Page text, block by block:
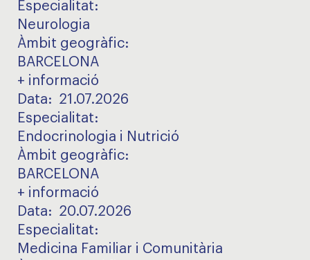
Especialitat:
Neurologia
Àmbit geogràfic:
BARCELONA
+ informació
Data: 21.07.2026
Especialitat:
Endocrinologia i Nutrició
Àmbit geogràfic:
BARCELONA
+ informació
Data: 20.07.2026
Especialitat:
Medicina Familiar i Comunitària